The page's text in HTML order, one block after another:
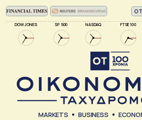
DOW JONES SP 500 NASDAQ FTSE 100
ΟΤ
MARKETS BUSINESS